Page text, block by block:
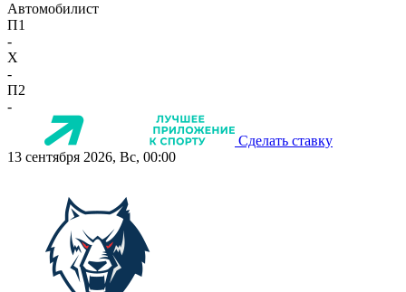
Автомобилист
П1
-
X
-
П2
-
Сделать ставку
13 сентября 2026, Вс, 00:00